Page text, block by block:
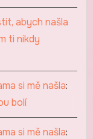
abych našla
ti nikdy
si mě našla:
bolí
si mě našla: